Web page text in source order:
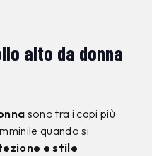
alto da donna
sono tra i capi più
quando si
e stile